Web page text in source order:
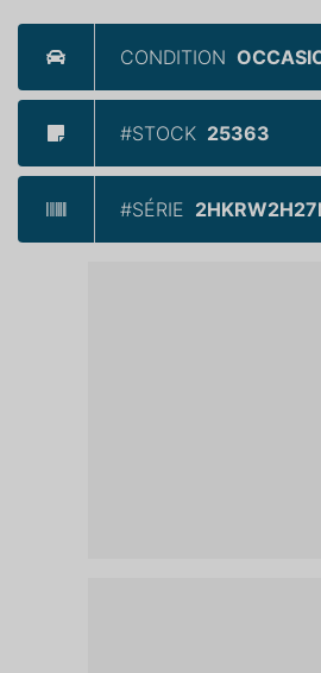
CONDITION
#STOCK 25363
#SÉRIE